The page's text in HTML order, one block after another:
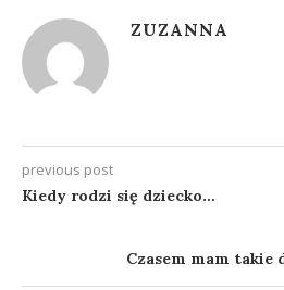
ZUZANNA
previous post
Kiedy rodzi się dziecko…
Czasem mam takie